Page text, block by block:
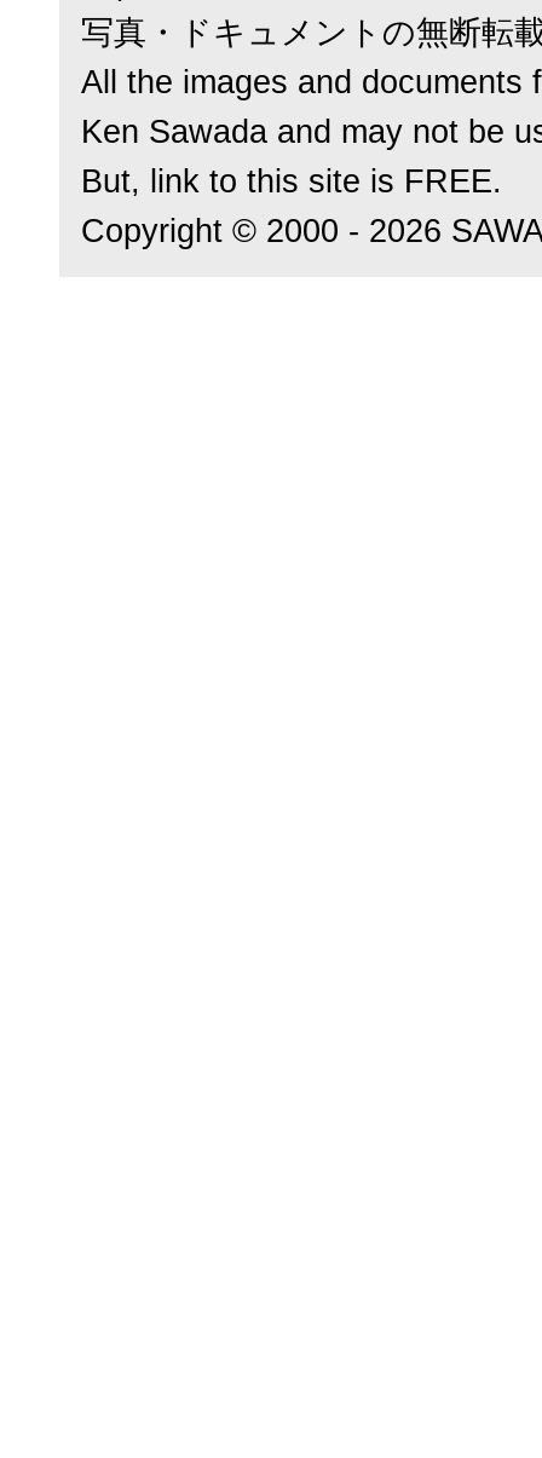
写真・ドキュメントの無断転
All the images and documents
Ken Sawada and may not be
But, link to this site is FREE.
Copyright © 2000 - 2026